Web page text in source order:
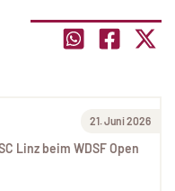
21. Juni 2026
Linz beim WDSF Open